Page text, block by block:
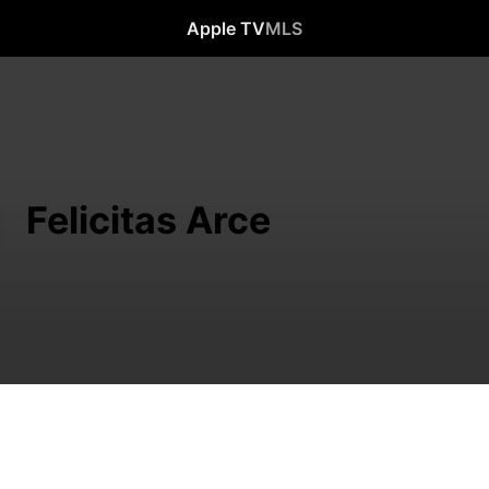
Apple TVMLS
Felicitas Arce